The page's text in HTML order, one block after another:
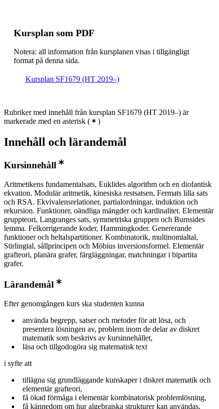
Kursplan som PDF
Notera: all information från kursplanen visas i tillgängligt
format på denna sida.
Kursplan SF1679 (HT 2019–)
Rubriker med innehåll från kursplan SF1679 (HT 2019–) är
markerade med en asterisk ( )
Innehåll och lärandemål
Kursinnehåll
Aritmetikens fundamentalsats, Euklides algorithm och en diofantisk
ekvation. Modulär aritmetik, kinesiska restsatsen, Fermats lilla sats
och RSA. Ekvivalensrelationer, partialordningar, induktion och
rekursion. Funktioner, oändliga mängder och kardinalitet. Elementär
gruppteori, Langranges sats, symmetriska gruppen och Burnsides
lemma. Felkorrigerande koder, Hammingkoder. Genererande
funktioner och heltalspartitioner. Kombinatorik, multinomialtal,
Stirlingtal, sållprincipen och Möbius inversionsformel. Elementär
grafteori, planära grafer, färgläggningar, matchningar i bipartita
grafer.
Lärandemål
Efter genomgången kurs ska studenten kunna
använda begrepp, satser och metoder för att lösa, och
presentera lösningen av, problem inom de delar av diskret
matematik som beskrivs av kursinnehållet,
läsa och tillgodogöra sig matematisk text
i syfte att
tillägna sig grundläggande kunskaper i diskret matematik och
elementär grafteori,
få ökad förmåga i elementär kombinatorisk problemlösning,
få kännedom om hur algebraiska strukturer kan användas,